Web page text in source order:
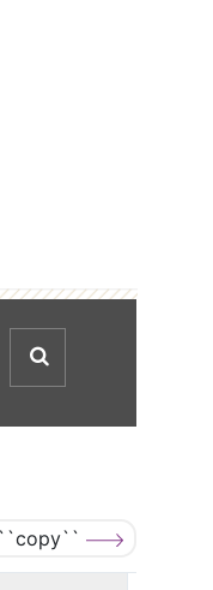
``copy``